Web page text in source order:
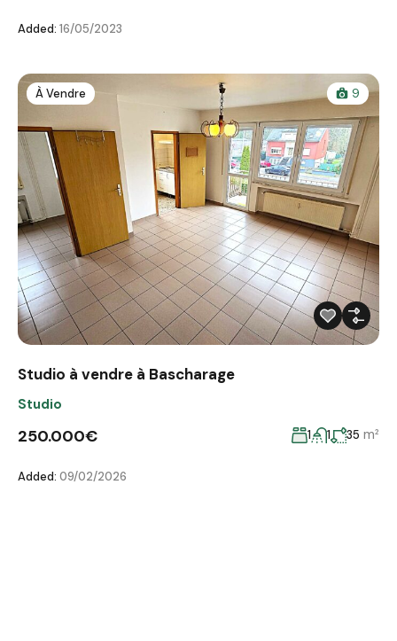
Added: 16/05/2023
À Vendre 9
Studio à vendre à Bascharage
Studio
250.000€ 1 1 35 m²
Added: 09/02/2026